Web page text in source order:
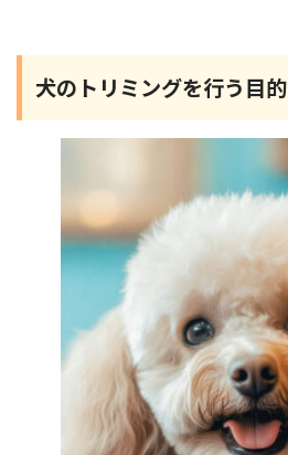
犬のトリミングを行う目的